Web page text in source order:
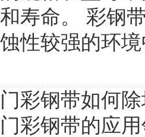
寿命。 彩钢
性较强的环
彩钢带如何
彩钢带的应